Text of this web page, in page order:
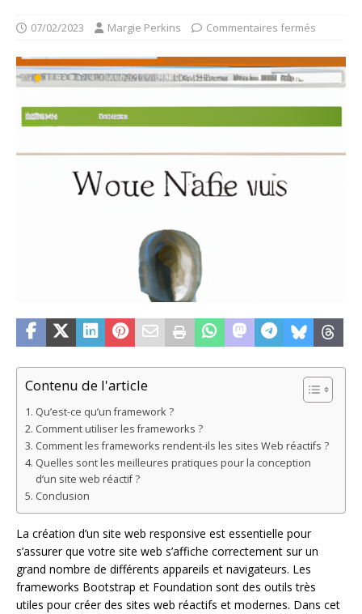
07/02/2023 Margie Perkins Commentaires fermés
Contenu de l'article
Qu’est-ce qu’un framework ?
Comment utiliser les frameworks ?
Comment les frameworks rendent-ils les sites Web réactifs ?
Quelles sont les meilleures pratiques pour la conception
d’un site web réactif ?
Conclusion
La création d’un site web responsive est essentielle pour
s’assurer que votre site web s’affiche correctement sur un
grand nombre de différents appareils et navigateurs. Les
frameworks Bootstrap et Foundation sont des outils très
utiles pour créer des sites web réactifs et modernes. Dans cet